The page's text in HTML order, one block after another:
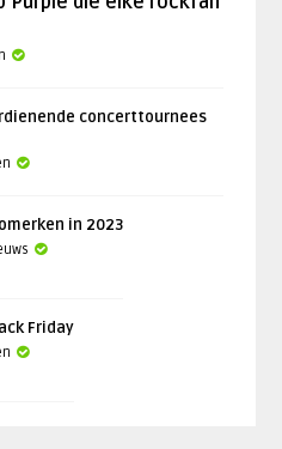
concerttournees
in 2023
Friday